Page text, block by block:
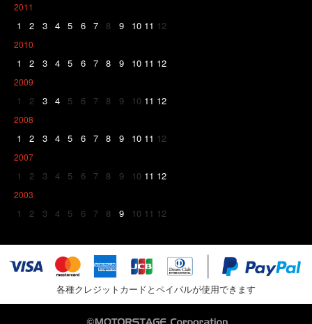
2011
1 2 3 4 5 6 7 8 9 10 11 12
2010
1 2 3 4 5 6 7 8 9 10 11 12
2009
1 2 3 4 5 6 7 8 9 10 11 12
2008
1 2 3 4 5 6 7 8 9 10 11 12
2007
1 2 3 4 5 6 7 8 9 10 11 12
2003
1 2 3 4 5 6 7 8 9 10 11 12
各種クレジットカードとペイパルが使用できます